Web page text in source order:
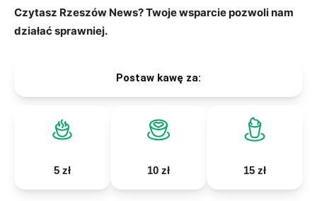
Czytasz Rzeszów News? Twoje wsparcie pozwoli nam
działać sprawniej.
Postaw kawę za:
5 zł 10 zł 15 zł